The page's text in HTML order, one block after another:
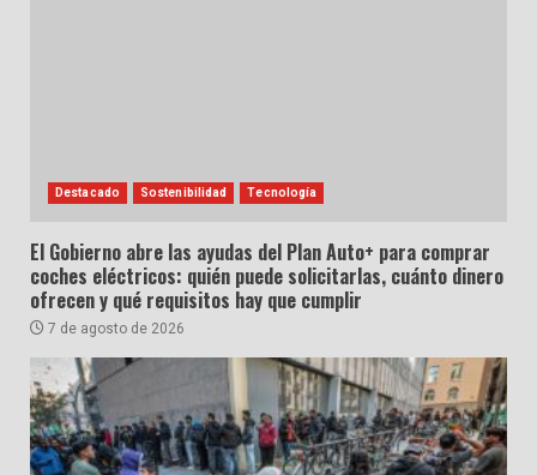
Destacado Sostenibilidad Tecnología
El Gobierno abre las ayudas del Plan Auto+ para comprar
coches eléctricos: quién puede solicitarlas, cuánto dinero
ofrecen y qué requisitos hay que cumplir
7 de agosto de 2026